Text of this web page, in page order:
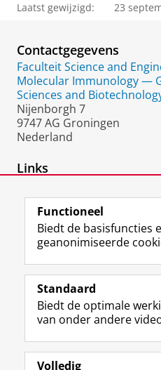
Laatst gewijzigd: 23
Contactgegevens
Faculteit Science and
Molecular Immunology —
Sciences and
Nijenborgh 7
9747 AG Groningen
Nederland
Links
Volg de RUG
Studiekiezers
Alumni
Functioneel
Biedt de basisfuncties
geanonimiseerde
Standaard
Biedt de optimale
van onder andere
Volledig